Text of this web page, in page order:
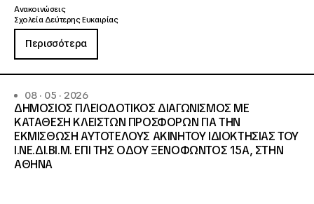
Ανακοινώσεις
Σχολεία Δεύτερης Ευκαιρίας
Περισσότερα
08 · 05 · 2026
ΔΗΜΟΣΙΟΣ ΠΛΕΙΟΔΟΤΙΚΟΣ ΔΙΑΓΩΝΙΣΜΟΣ ΜΕ
ΚΑΤΑΘΕΣΗ ΚΛΕΙΣΤΩΝ ΠΡΟΣΦΟΡΩΝ ΓΙΑ ΤΗΝ
ΕΚΜΙΣΘΩΣΗ ΑΥΤΟΤΕΛΟΥΣ ΑΚΙΝΗΤΟΥ ΙΔΙΟΚΤΗΣΙΑΣ ΤΟΥ
Ι.ΝΕ.ΔΙ.ΒΙ.Μ. ΕΠΙ ΤΗΣ ΟΔΟΥ ΞΕΝΟΦΩΝΤΟΣ 15Α, ΣΤΗΝ
ΑΘΗΝΑ